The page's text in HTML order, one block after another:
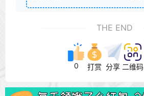
THE END
0 打赏 分享 二维码